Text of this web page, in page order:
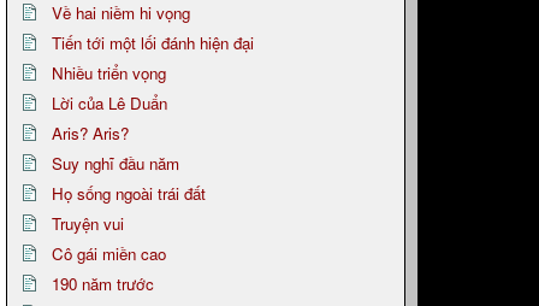
Về hai niềm hi vọng
Tiến tới một lối đánh hiện đại
Nhiều triển vọng
Lời của Lê Duẩn
Aris? Aris?
Suy nghĩ đầu năm
Họ sống ngoài trái đất
Truyện vui
Cô gái miền cao
190 năm trước